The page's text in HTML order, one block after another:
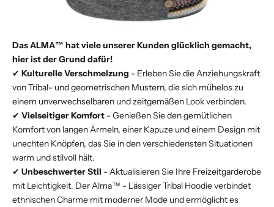
Das ALMA™ hat viele unserer Kunden glücklich gemacht,
hier ist der Grund dafür!
✔ Kulturelle Verschmelzung - Erleben Sie die Anziehungskraft
von Tribal- und geometrischen Mustern, die sich mühelos zu
einem unverwechselbaren und zeitgemäßen Look verbinden.
✔ Vielseitiger Komfort - Genießen Sie den gemütlichen
Komfort von langen Ärmeln, einer Kapuze und einem Design mit
unechten Knöpfen, das Sie in den verschiedensten Situationen
warm und stilvoll hält.
✔ Unbeschwerter Stil - Aktualisieren Sie Ihre Freizeitgarderobe
mit Leichtigkeit. Der Alma™ - Lässiger Tribal Hoodie verbindet
ethnischen Charme mit moderner Mode und ermöglicht es